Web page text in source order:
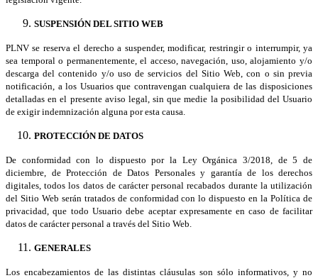
SUSPENSIÓN DEL SITIO WEB
PLNV se reserva el derecho a suspender, modificar, restringir o interrumpir, ya
sea temporal o permanentemente, el acceso, navegación, uso, alojamiento y/o
descarga del contenido y/o uso de servicios del Sitio Web, con o sin previa
notificación, a los Usuarios que contravengan cualquiera de las disposiciones
detalladas en el presente aviso legal, sin que medie la posibilidad del Usuario
de exigir indemnización alguna por esta causa.
PROTECCIÓN DE DATOS
De conformidad con lo dispuesto por la Ley Orgánica 3/2018, de 5 de
diciembre, de Protección de Datos Personales y garantía de los derechos
digitales, todos los datos de carácter personal recabados durante la utilización
del Sitio Web serán tratados de conformidad con lo dispuesto en la Política de
privacidad, que todo Usuario debe aceptar expresamente en caso de facilitar
datos de carácter personal a través del Sitio Web.
GENERALES
Los encabezamientos de las distintas cláusulas son sólo informativos, y no